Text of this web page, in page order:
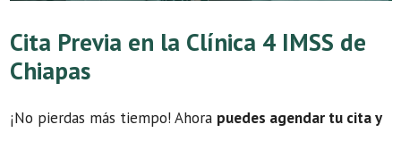
Cita Previa en la Clínica 4 IMSS de
Chiapas
¡No pierdas más tiempo! Ahora puedes agendar tu cita y